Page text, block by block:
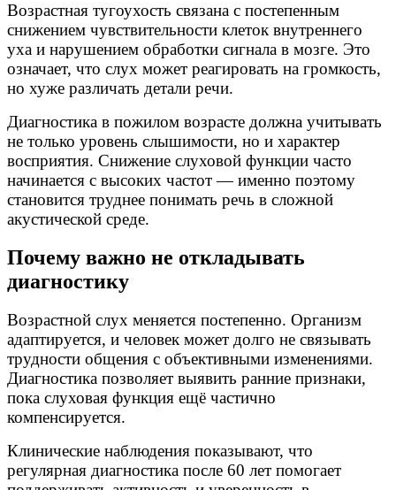
Возрастная тугоухость связана с постепенным
снижением чувствительности клеток внутреннего
уха и нарушением обработки сигнала в мозге. Это
означает, что слух может реагировать на громкость,
но хуже различать детали речи.
Диагностика в пожилом возрасте должна учитывать
не только уровень слышимости, но и характер
восприятия. Снижение слуховой функции часто
начинается с высоких частот — именно поэтому
становится труднее понимать речь в сложной
акустической среде.
Почему важно не откладывать
диагностику
Возрастной слух меняется постепенно. Организм
адаптируется, и человек может долго не связывать
трудности общения с объективными изменениями.
Диагностика позволяет выявить ранние признаки,
пока слуховая функция ещё частично
компенсируется.
Клинические наблюдения показывают, что
регулярная диагностика после 60 лет помогает